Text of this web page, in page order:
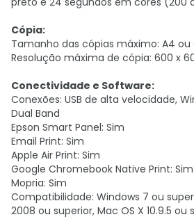
Cópia:
Tamanho das cópias máximo: A4
Resolução máxima de cópia: 600 x
Conectividade e Software:
Conexões: USB de alta velocidade,
Dual Band
Epson Smart Panel: Sim
Email Print: Sim
Apple Air Print: Sim
Google Chromebook Native Print: Sim
Mopria: Sim
Compatibilidade: Windows 7 ou
2008 ou superior, Mac OS X 10.9.5 ou